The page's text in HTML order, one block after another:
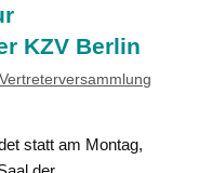
KZV Berlin
Vertreterversammlung
statt am Montag,